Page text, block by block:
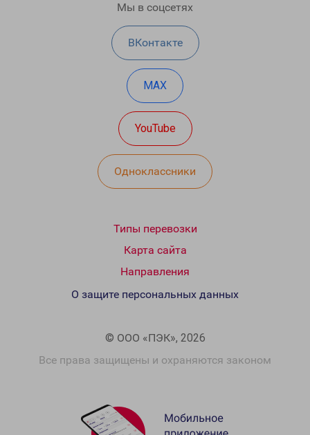
Мы в соцсетях
ВКонтакте
MAX
YouTube
Одноклассники
Типы перевозки
Карта сайта
Направления
© ООО «ПЭК», 2026
Все права защищены и охраняются законом
О защите персональных данных